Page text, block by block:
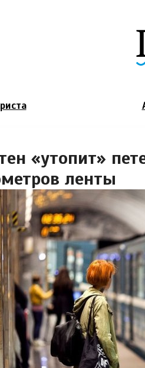
«утопит»
ленты